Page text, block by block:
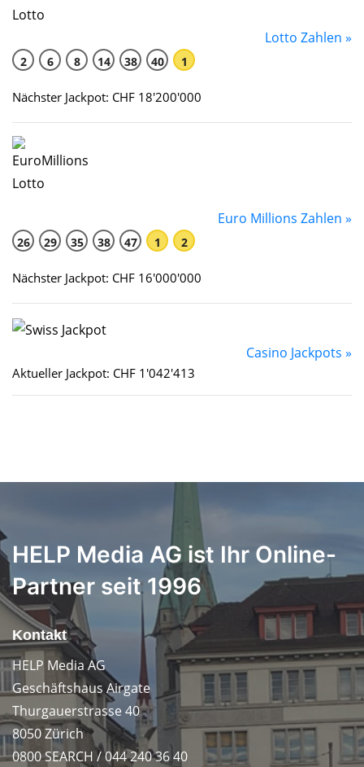
Lotto Zahlen »
2 6 8 14 38 40 1
Nächster Jackpot: CHF 18'200'000
Euro Millions Zahlen »
26 29 35 38 47 1 2
Nächster Jackpot: CHF 16'000'000
Casino Jackpots »
Aktueller Jackpot: CHF 1'042'413
HELP Media AG ist Ihr Online-
Partner seit 1996
Kontakt
HELP Media AG
Geschäftshaus Airgate
Thurgauerstrasse 40
8050 Zürich
0800 SEARCH / 044 240 36 40